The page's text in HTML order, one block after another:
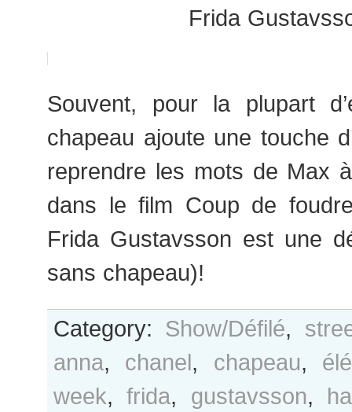
Frida
Souvent, pour la plupart
chapeau ajoute une touche
reprendre les mots de Max
dans le film Coup de
Frida Gustavsson est une
sans chapeau)!
Category: Show/Défilé,
anna, chanel, chapeau,
week,frida, gustavsson,